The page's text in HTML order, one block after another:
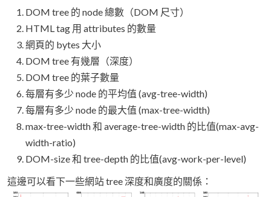
DOM tree 的 node 總數（DOM 尺寸）
HTML tag 用 attributes 的數量
網頁的 bytes 大小
DOM tree 有幾層（深度）
DOM tree 的葉子數量
每層有多少 node 的平均值 (avg-tree-width)
每層有多少 node 的最大值 (max-tree-width)
max-tree-width 和 average-tree-width 的比值(max-avg-
width-ratio)
DOM-size 和 tree-depth 的比值(avg-work-per-level)
這邊可以看下一些網站 tree 深度和廣度的關係：